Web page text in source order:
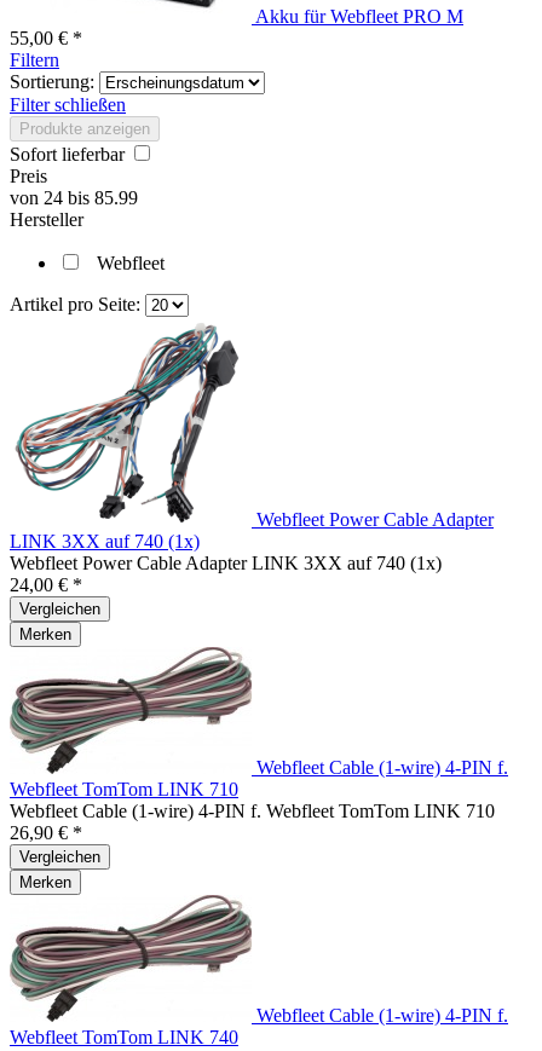
Akku für Webfleet PRO M
55,00 € *
Filtern
Sortierung:
Filter schließen
Produkte anzeigen
Sofort lieferbar
Preis
von 24 bis 85.99
Hersteller
Webfleet
Artikel pro Seite:
Webfleet Power Cable Adapter
LINK 3XX auf 740 (1x)
Webfleet Power Cable Adapter LINK 3XX auf 740 (1x)
24,00 € *
Vergleichen
Merken
Webfleet Cable (1-wire) 4-PIN f.
Webfleet TomTom LINK 710
Webfleet Cable (1-wire) 4-PIN f. Webfleet TomTom LINK 710
26,90 € *
Vergleichen
Merken
Webfleet Cable (1-wire) 4-PIN f.
Webfleet TomTom LINK 740